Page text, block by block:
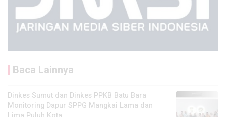
Baca Lainnya
Dinkes Sumut dan Dinkes PPKB Batu Bara
Monitoring Dapur SPPG Mangkai Lama dan